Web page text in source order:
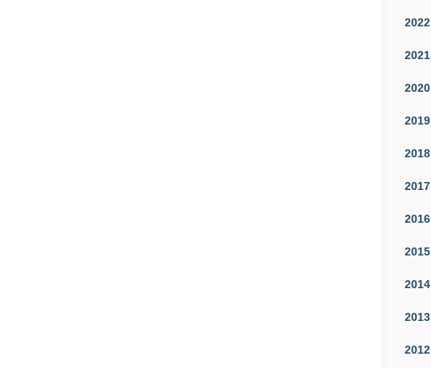
2022
2021
2020
2019
2018
2017
2016
2015
2014
2013
2012